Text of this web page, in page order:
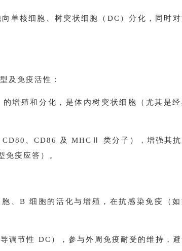
单核细胞、树突状细胞（DC）分化，同时
及免疫活性：
增殖和分化，是体内树突状细胞（尤其是
、CD86 及 MHCⅡ 类分子），增强其
疫应答）。
、B 细胞的活化与增殖，在抗感染免疫（
调节性 DC），参与外周免疫耐受的维持，